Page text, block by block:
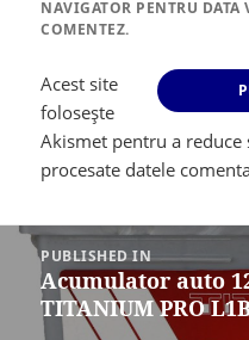
NAVIGATOR PENTRU
COMENTEZ.
Acest site
folosește
Akismet pentru a
procesate datele
Navigare
articole
PUBLISHED IN
Acumulator auto
TITANIUM PRO